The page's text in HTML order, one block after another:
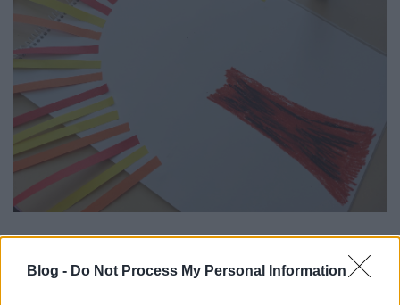
Blog - Do Not Process My Personal Information